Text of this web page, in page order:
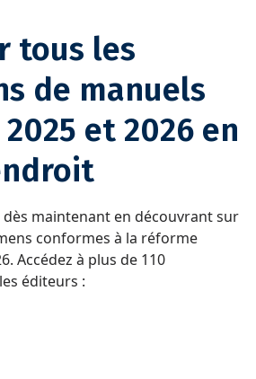
tous les
de manuels
et 2026 en
maintenant en découvrant sur
conformes à la réforme
Accédez à plus de 110
éditeurs :